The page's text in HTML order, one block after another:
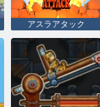
アスラアタック